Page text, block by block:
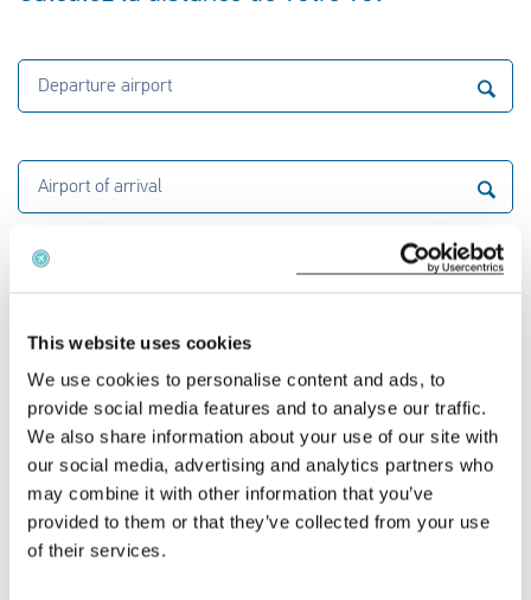
This website uses cookies
We use cookies to personalise content and ads, to
provide social media features and to analyse our traffic.
We also share information about your use of our site with
our social media, advertising and analytics partners who
may combine it with other information that you’ve
provided to them or that they’ve collected from your use
of their services.
Departure airport
Airport of arrival
Calculate the distance
Comment obtenir une indemnisation pour un vol
retardé ?
Nous vous conseillons gratuitement pour savoir si
vous avez droit à une indemnisation pour votre vol
annulé. Saisissez le numéro de votre vol et la date
d'annulation dans le calculateur gratuit
d'indemnités de vol et vous recevrez